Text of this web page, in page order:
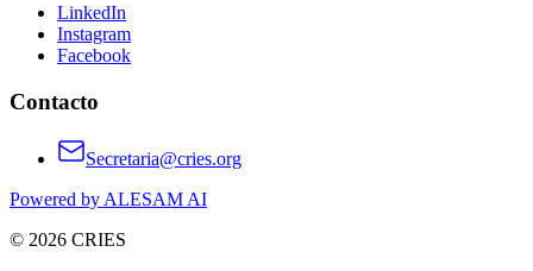
LinkedIn
Instagram
Facebook
Contacto
Secretaria@cries.org
Powered by ALESAM AI
© 2026 CRIES